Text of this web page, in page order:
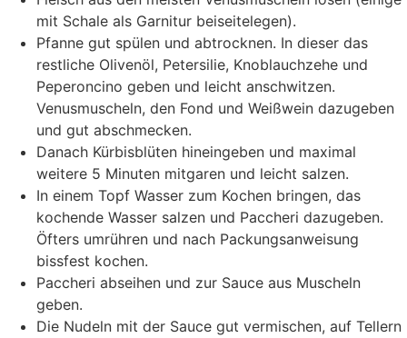
mit Schale als Garnitur beiseitelegen).
Pfanne gut spülen und abtrocknen. In dieser das
restliche Olivenöl, Petersilie, Knoblauchzehe und
Peperoncino geben und leicht anschwitzen.
Venusmuscheln, den Fond und Weißwein dazugeben
und gut abschmecken.
Danach Kürbisblüten hineingeben und maximal
weitere 5 Minuten mitgaren und leicht salzen.
In einem Topf Wasser zum Kochen bringen, das
kochende Wasser salzen und Paccheri dazugeben.
Öfters umrühren und nach Packungsanweisung
bissfest kochen.
Paccheri abseihen und zur Sauce aus Muscheln
geben.
Die Nudeln mit der Sauce gut vermischen, auf Tellern